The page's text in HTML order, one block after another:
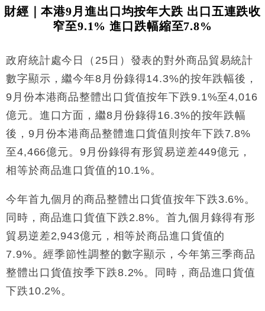
16:05
財經｜日經失守6.5萬點後回穩 全周仍升近2%
16:55
科技｜iPhone 18 Pro成本或升4成 蘋果或犧牲毛利穩
14:49
財經｜大摩削老鋪黃金目標價至505元 惟維持「增
持」評級
13:49
本地｜華嫂冰室太子店涉提供失實資料 遭禁申請輸入
勞工一年
12:11
中國｜強颱風「白海豚」殘渦北上 上海取消逾900班
機
18:31
財經｜華僑銀行上半年淨利創新高 中期息增15%至
47仙
17:33
財經｜滙豐上調香港今年GDP預測至4.5% 看好貿易
及消費表現
16:47
損失近6900萬元
財經｜本港9月進出口均按年大跌 出口五連跌收
窄至9.1% 進口跌幅縮至7.8%
政府統計處今日（25日）發表的對外商品貿易統計
數字顯示，繼今年8月份錄得14.3%的按年跌幅後，
9月份本港商品整體出口貨值按年下跌9.1%至4,016
億元。進口方面，繼8月份錄得16.3%的按年跌幅
後，9月份本港商品整體進口貨值則按年下跌7.8%
至4,466億元。9月份錄得有形貿易逆差449億元，
相等於商品進口貨值的10.1%。
今年首九個月的商品整體出口貨值按年下跌3.6%。
同時，商品進口貨值下跌2.8%。首九個月錄得有形
貿易逆差2,943億元，相等於商品進口貨值的
7.9%。經季節性調整的數字顯示，今年第三季商品
整體出口貨值按季下跌8.2%。同時，商品進口貨值
下跌10.2%。